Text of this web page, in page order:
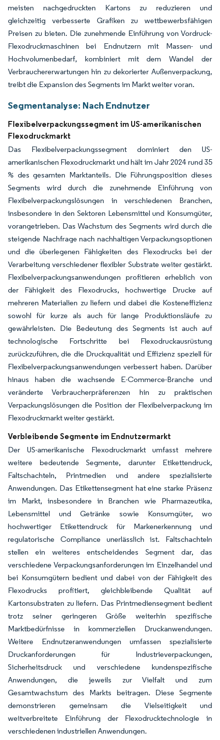
meisten nachgedruckten Kartons zu reduzieren und
gleichzeitig verbesserte Grafiken zu wettbewerbsfähigen
Preisen zu bieten. Die zunehmende Einführung von Vordruck-
Flexodruckmaschinen bei Endnutzern mit Massen- und
Hochvolumenbedarf, kombiniert mit dem Wandel der
Verbrauchererwartungen hin zu dekorierter Außenverpackung,
treibt die Expansion des Segments im Markt weiter voran.
Segmentanalyse: Nach Endnutzer
Flexibelverpackungssegment im US-amerikanischen
Flexodruckmarkt
Das Flexibelverpackungssegment dominiert den US-
amerikanischen Flexodruckmarkt und hält im Jahr 2024 rund 35
% des gesamten Marktanteils. Die Führungsposition dieses
Segments wird durch die zunehmende Einführung von
Flexibelverpackungslösungen in verschiedenen Branchen,
insbesondere in den Sektoren Lebensmittel und Konsumgüter,
vorangetrieben. Das Wachstum des Segments wird durch die
steigende Nachfrage nach nachhaltigen Verpackungsoptionen
und die überlegenen Fähigkeiten des Flexodrucks bei der
Verarbeitung verschiedener flexibler Substrate weiter gestärkt.
Flexibelverpackungsanwendungen profitieren erheblich von
der Fähigkeit des Flexodrucks, hochwertige Drucke auf
mehreren Materialien zu liefern und dabei die Kosteneffizienz
sowohl für kurze als auch für lange Produktionsläufe zu
gewährleisten. Die Bedeutung des Segments ist auch auf
technologische Fortschritte bei Flexodruckausrüstung
zurückzuführen, die die Druckqualität und Effizienz speziell für
Flexibelverpackungsanwendungen verbessert haben. Darüber
hinaus haben die wachsende E-Commerce-Branche und
veränderte Verbraucherpräferenzen hin zu praktischen
Verpackungslösungen die Position der Flexibelverpackung im
Flexodruckmarkt weiter gestärkt.
Verbleibende Segmente im Endnutzermarkt
Der US-amerikanische Flexodruckmarkt umfasst mehrere
weitere bedeutende Segmente, darunter Etikettendruck,
Faltschachteln, Printmedien und andere spezialisierte
Anwendungen. Das Etikettensegment hat eine starke Präsenz
im Markt, insbesondere in Branchen wie Pharmazeutika,
Lebensmittel und Getränke sowie Konsumgüter, wo
hochwertiger Etikettendruck für Markenerkennung und
regulatorische Compliance unerlässlich ist. Faltschachteln
stellen ein weiteres entscheidendes Segment dar, das
verschiedene Verpackungsanforderungen im Einzelhandel und
bei Konsumgütern bedient und dabei von der Fähigkeit des
Flexodrucks profitiert, gleichbleibende Qualität auf
Kartonsubstraten zu liefern. Das Printmediensegment bedient
trotz seiner geringeren Größe weiterhin spezifische
Marktbedürfnisse in kommerziellen Druckanwendungen.
Weitere Endnutzeranwendungen umfassen spezialisierte
Druckanforderungen für Industrieverpackungen,
Sicherheitsdruck und verschiedene kundenspezifische
Anwendungen, die jeweils zur Vielfalt und zum
Gesamtwachstum des Markts beitragen. Diese Segmente
demonstrieren gemeinsam die Vielseitigkeit und
weitverbreitete Einführung der Flexodrucktechnologie in
verschiedenen industriellen Anwendungen.